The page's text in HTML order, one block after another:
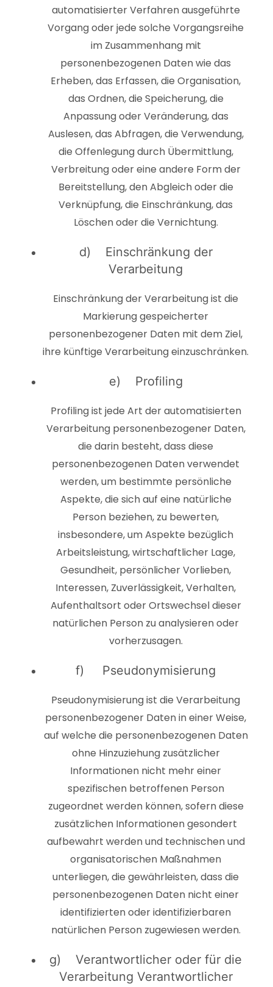
automatisierter Verfahren ausgeführte
Vorgang oder jede solche Vorgangsreihe
im Zusammenhang mit
personenbezogenen Daten wie das
Erheben, das Erfassen, die Organisation,
das Ordnen, die Speicherung, die
Anpassung oder Veränderung, das
Auslesen, das Abfragen, die Verwendung,
die Offenlegung durch Übermittlung,
Verbreitung oder eine andere Form der
Bereitstellung, den Abgleich oder die
Verknüpfung, die Einschränkung, das
Löschen oder die Vernichtung.
d) Einschränkung der
Verarbeitung
Einschränkung der Verarbeitung ist die
Markierung gespeicherter
personenbezogener Daten mit dem Ziel,
ihre künftige Verarbeitung einzuschränken.
e) Profiling
Profiling ist jede Art der automatisierten
Verarbeitung personenbezogener Daten,
die darin besteht, dass diese
personenbezogenen Daten verwendet
werden, um bestimmte persönliche
Aspekte, die sich auf eine natürliche
Person beziehen, zu bewerten,
insbesondere, um Aspekte bezüglich
Arbeitsleistung, wirtschaftlicher Lage,
Gesundheit, persönlicher Vorlieben,
Interessen, Zuverlässigkeit, Verhalten,
Aufenthaltsort oder Ortswechsel dieser
natürlichen Person zu analysieren oder
vorherzusagen.
f) Pseudonymisierung
Pseudonymisierung ist die Verarbeitung
personenbezogener Daten in einer Weise,
auf welche die personenbezogenen Daten
ohne Hinzuziehung zusätzlicher
Informationen nicht mehr einer
spezifischen betroffenen Person
zugeordnet werden können, sofern diese
zusätzlichen Informationen gesondert
aufbewahrt werden und technischen und
organisatorischen Maßnahmen
unterliegen, die gewährleisten, dass die
personenbezogenen Daten nicht einer
identifizierten oder identifizierbaren
natürlichen Person zugewiesen werden.
g) Verantwortlicher oder für die
Verarbeitung Verantwortlicher